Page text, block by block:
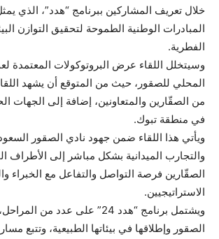
خلال تعريف المشاركين ببرنامج “هدد”، الذي
المبادرات الوطنية الطموحة لتحقيق التوازن
الفطرية.
وسيتخلل اللقاء عرض البروتوكولات المعتمدة
المحلي للصقور، حيث من المتوقع أن يشهد
من الصقّارين والمتعاونين، إضافة إلى الجهات
في منطقة تبوك.
ويأتي هذا اللقاء ضمن جهود نادي الصقور
والتجارب الميدانية بشكل مباشر إلى الأطراف
الصقّارين فرصة التواصل والتفاعل مع الخبراء
الاستراتيجيين.
ويشتمل برنامج “هدد 24” على عدد من
الصقور وإطلاقها في بيئاتها الطبيعية، وتتبع